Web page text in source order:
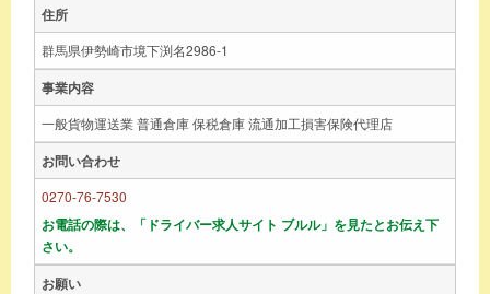
住所
群馬県伊勢崎市境下渕名2986-1
事業内容
一般貨物運送業 普通倉庫 保税倉庫 流通加工損害保険代理店
お問い合わせ
0270-76-7530
お電話の際は、「ドライバー求人サイト ブルル」を見たとお伝え下
さい。
お願い